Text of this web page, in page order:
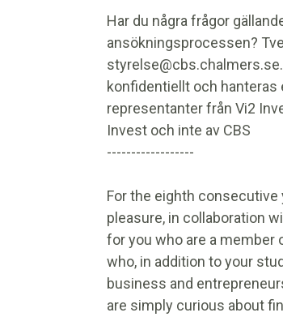
Har du några frågor
ansökningsprocessen?
konfidentiellt och
representanter från Vi2
Invest och inte av CBS
------------------
For the eighth consecutive
pleasure, in collaboration
for you who are a member
who, in addition to your
business and
are simply curious about